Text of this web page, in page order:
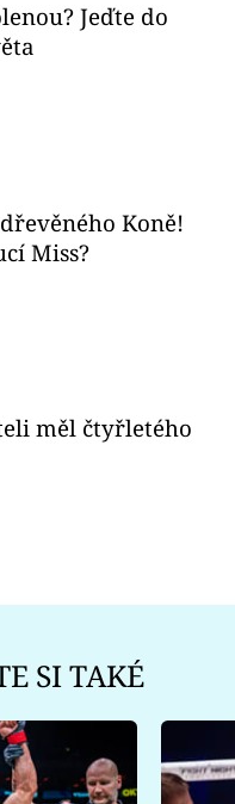
Jeďte do
Koně!
Miss?
měl čtyřletého
SI TAKÉ